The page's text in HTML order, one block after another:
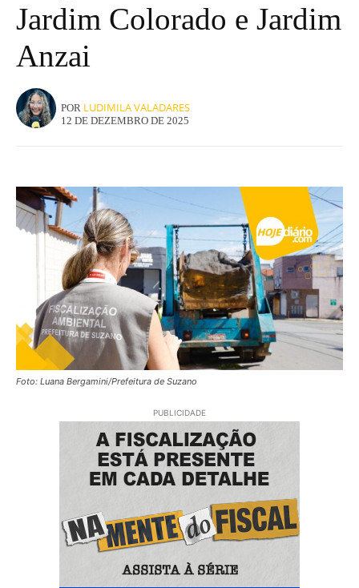
Jardim Colorado e Jardim
Anzai
POR LUDIMILA VALADARES
12 DE DEZEMBRO DE 2025
Foto: Luana Bergamini/Prefeitura de Suzano
PUBLICIDADE